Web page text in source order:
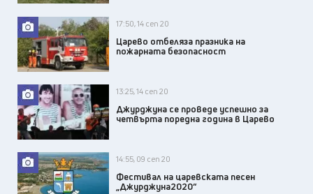
17:50, 14 сеп 20
Царево отбеляза празника на
пожарната безопасност
13:25, 14 сеп 20
Джурджуна се проведе успешно за
четвърта поредна година в Царево
14:55, 09 сеп 20
Фестивал на царевската песен
„Джурджуна2020“